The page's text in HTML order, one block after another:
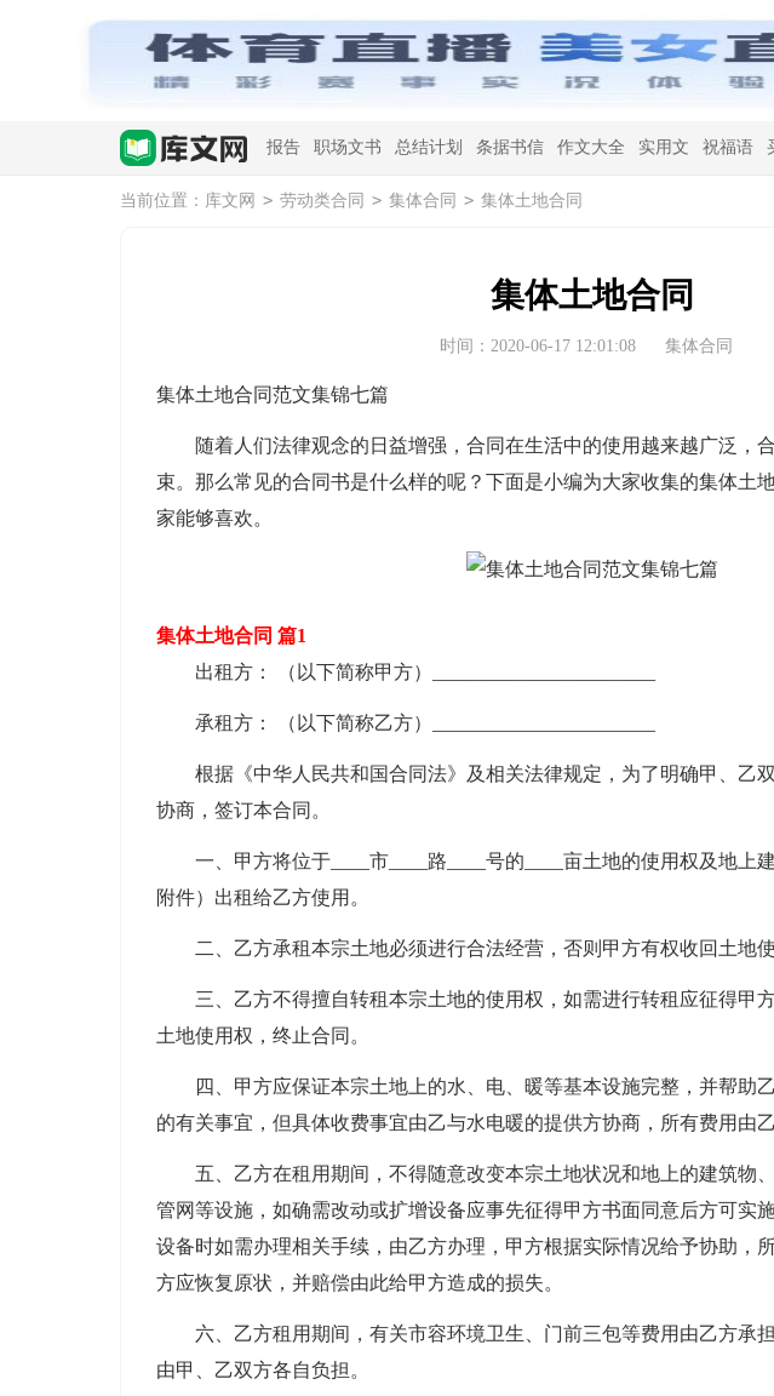
报告 职场文书 总结计划 条据书信 作文大全 实用文 祝福语
当前位置： 库文网 > 劳动类合同 > 集体合同 > 集体土地合同
集体土地合同
时间：2020-06-17 12:01:08 集体合同
集体土地合同范文集锦七篇
随着人们法律观念的日益增强，合同在生活中的使用越来越广泛，
束。那么常见的合同书是什么样的呢？下面是小编为大家收集的集体土
家能够喜欢。
集体土地合同 篇1
出租方： （以下简称甲方）_______________________
承租方： （以下简称乙方）_______________________
根据《中华人民共和国合同法》及相关法律规定，为了明确甲、乙
协商，签订本合同。
一、甲方将位于____市____路____号的____亩土地的使用权及地上
附件）出租给乙方使用。
二、乙方承租本宗土地必须进行合法经营，否则甲方有权收回土地使
三、乙方不得擅自转租本宗土地的使用权，如需进行转租应征得甲
土地使用权，终止合同。
四、甲方应保证本宗土地上的水、电、暖等基本设施完整，并帮助
的有关事宜，但具体收费事宜由乙与水电暖的提供方协商，所有费用由乙
五、乙方在租用期间，不得随意改变本宗土地状况和地上的建筑物
管网等设施，如确需改动或扩增设备应事先征得甲方书面同意后方可实
设备时如需办理相关手续，由乙方办理，甲方根据实际情况给予协助，
方应恢复原状，并赔偿由此给甲方造成的损失。
六、乙方租用期间，有关市容环境卫生、门前三包等费用由乙方承
由甲、乙双方各自负担。